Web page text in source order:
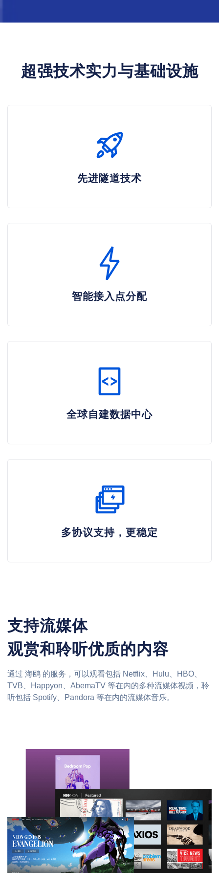
超强技术实力与基础设施
先进隧道技术
智能接入点分配
全球自建数据中心
多协议支持，更稳定
支持流媒体
观赏和聆听优质的内容
通过 海鸥 的服务，可以观看包括 Netflix、Hulu、HBO、
TVB、Happyon、AbemaTV 等在内的多种流媒体视频，聆
听包括 Spotify、Pandora 等在内的流媒体音乐。